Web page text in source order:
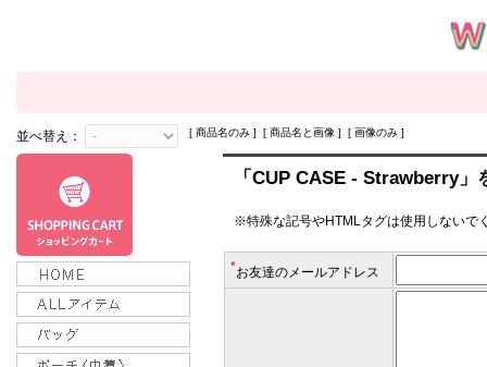
並べ替え： [ 商品名のみ ] [ 商品名と画像 ] [ 画像のみ ]
「CUP CASE - Strawberry」
※特殊な記号やHTMLタグは使用しないで
*お友達のメールアドレス